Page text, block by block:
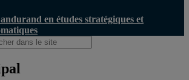
en études stratégiques et